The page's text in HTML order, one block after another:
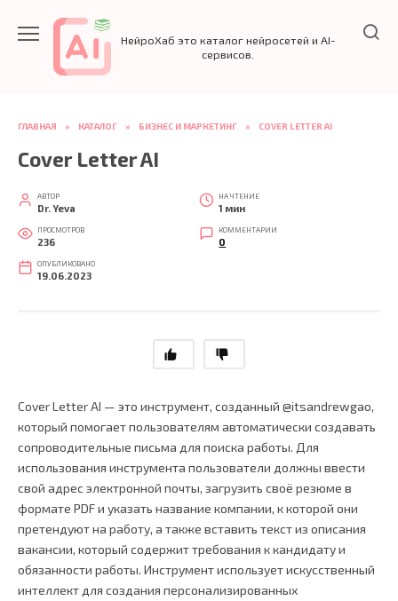
содержанию
НейроХаб это каталог нейросетей и AI-
сервисов.
ГЛАВНАЯ » КАТАЛОГ » БИЗНЕС И МАРКЕТИНГ » COVER LETTER AI
Cover Letter AI
АВТОР
Dr. Yeva
НА ЧТЕНИЕ
1 мин
ПРОСМОТРОВ
236
КОММЕНТАРИИ
0
ОПУБЛИКОВАНО
19.06.2023
Cover Letter AI — это инструмент, созданный @itsandrewgao,
который помогает пользователям автоматически создавать
сопроводительные письма для поиска работы. Для
использования инструмента пользователи должны ввести
свой адрес электронной почты, загрузить своё резюме в
формате PDF и указать название компании, к которой они
претендуют на работу, а также вставить текст из описания
вакансии, который содержит требования к кандидату и
обязанности работы. Инструмент использует искусственный
интеллект для создания персонализированных